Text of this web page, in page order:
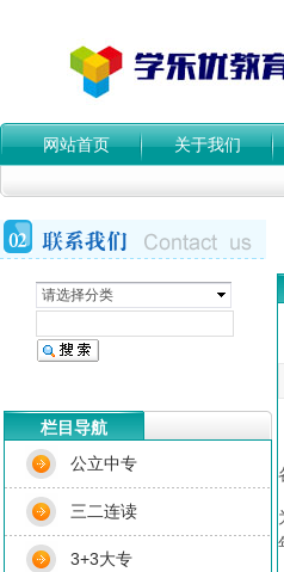
网站首页 关于我们
请选择分类
栏目导航
公立中专
三二连读
3+3大专